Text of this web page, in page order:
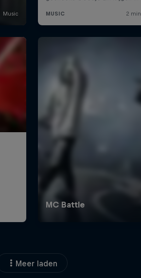
Meer laden